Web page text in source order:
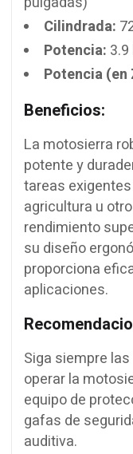
Cilindrada:
Potencia:
Potencia (en
Beneficios:
La motosierra
potente y
tareas
agricultura u
rendimiento
su diseño
proporciona
aplicaciones.
Siga siempre
operar la
equipo de
gafas de
auditiva.